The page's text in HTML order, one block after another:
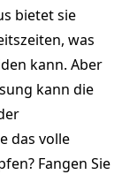
bietet sie
was
kann. Aber
kann die
das volle
Fangen Sie